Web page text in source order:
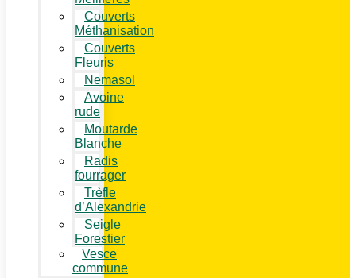
Couverts
Méthanisation
Couverts
Fleuris
Nemasol
Avoine
rude
Moutarde
Blanche
Radis
fourrager
Trèfle
d’Alexandrie
Seigle
Forestier
Vesce
commune